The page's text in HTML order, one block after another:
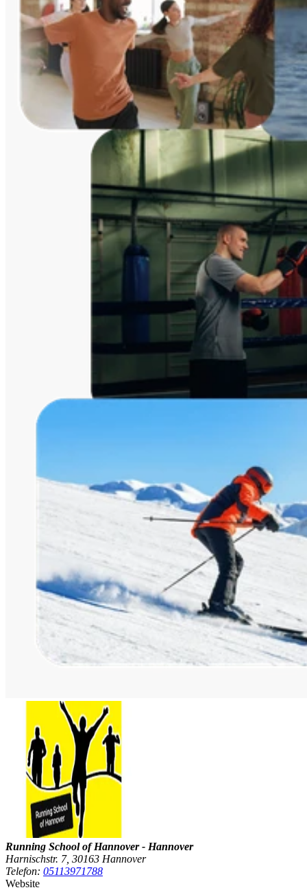
Running School of Hannover - Hannover
Harnischstr. 7, 30163 Hannover
Telefon: 05113971788
Website